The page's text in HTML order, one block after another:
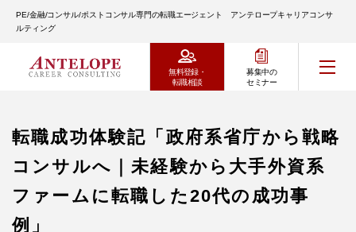
PE/金融/コンサル/ポストコンサル専門の転職エージェント アンテロープキャリアコンサ
ルティング
無料登録・
転職相談
募集中の
セミナー
転職成功体験記「政府系省庁から戦略
コンサルへ｜未経験から大手外資系
ファームに転職した20代の成功事
例」